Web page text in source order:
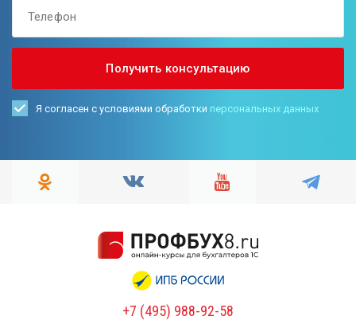
Я согласен с условиями обработки персональных данных
+7 (495) 988-92-58